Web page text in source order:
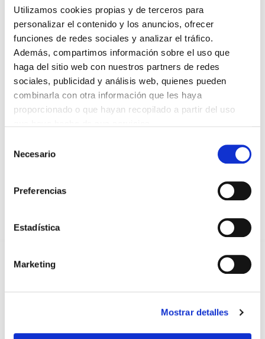
Utilizamos cookies propias y de terceros para
personalizar el contenido y los anuncios, ofrecer
funciones de redes sociales y analizar el tráfico.
Además, compartimos información sobre el uso que
haga del sitio web con nuestros partners de redes
sociales, publicidad y análisis web, quienes pueden
combinarla con otra información que les haya
proporcionado o que hayan recopilado a partir del uso
Necesario
Preferencias
Estadística
Marketing
Mostrar detalles
LA ALIANZA MÉDICA POR LA SALUD PLANETARIA SE ADHIERE
AL PACTO DE ESTADO FRENTE A LA EMERGENCIA CLIMÁTICA
03/08/2026
PREMIOS DE LA REAL ACADEMIA DE MEDICINA DE GALICIA
2026
31/07/2026
REFORMA DE LAS MUTUALIDADES ALTERNATIVAS Y LA
EL COLEGIO MÉDICO DE OURENSE CONVOCA EL I CERTAMEN
DE CASOS CLÍNICOS PARA MÉDICOS INTERNOS RESIDENTES
TRÁFICO SUPRIME LAS EXENCIONES MÉDICAS PARA EL USO
EL AUMENTO DE PRIMAS A MUFACE NO MEJORA LAS
09/07/2026
URGENTES ANTE LA SITUACIÓN CRÍTICA DEL SERVICIO DE
INFORME SOBRE LA CONSOLIDACIÓN DE GRADO A LAS/LOS